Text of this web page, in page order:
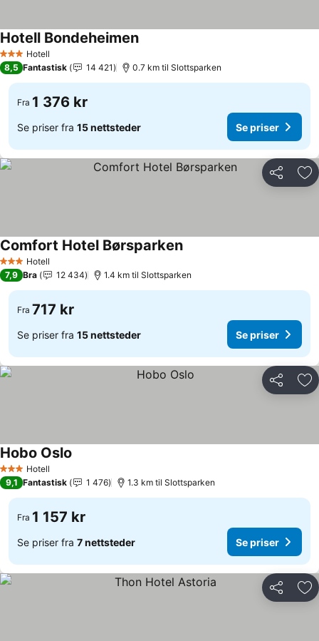
3 StjernerHotell
Hotell Bondeheimen
8,5 Fantastisk 14 421 0.7 km til Slottsparken
Fra 1 376 kr
Se priser fra 15 nettsteder Se priser
Del
3 StjernerHotell
Comfort Hotel Børsparken
7,9 Bra 12 434 1.4 km til Slottsparken
Fra 717 kr
Se priser fra 15 nettsteder Se priser
Del
3 StjernerHotell
Hobo Oslo
9,1 Fantastisk 1 476 1.3 km til Slottsparken
Fra 1 157 kr
Se priser fra 7 nettsteder Se priser
Del